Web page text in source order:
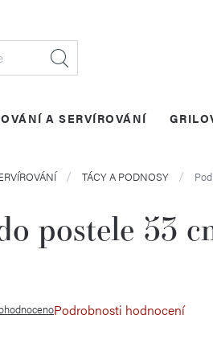
A SERVÍROVÁNÍ
TÁCY A PODNOSY
postele 53
Podrobnosti hodnocení